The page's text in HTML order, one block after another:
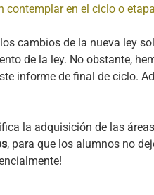
contemplar en el ciclo o
cambios de la nueva ley
de la ley. No obstante,
informe de final de ciclo.
la adquisición de las
, para que los alumnos no